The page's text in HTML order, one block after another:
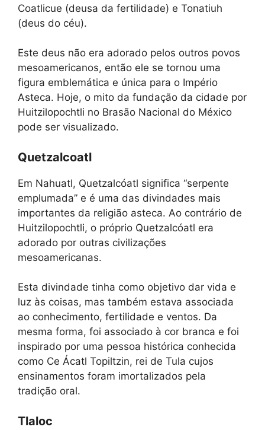
Coatlicue (deusa da fertilidade) e Tonatiuh
(deus do céu).
Este deus não era adorado pelos outros povos
mesoamericanos, então ele se tornou uma
figura emblemática e única para o Império
Asteca. Hoje, o mito da fundação da cidade por
Huitzilopochtli no Brasão Nacional do México
pode ser visualizado.
Quetzalcoatl
Em Nahuatl, Quetzalcóatl significa “serpente
emplumada” e é uma das divindades mais
importantes da religião asteca. Ao contrário de
Huitzilopochtli, o próprio Quetzalcóatl era
adorado por outras civilizações
mesoamericanas.
Esta divindade tinha como objetivo dar vida e
luz às coisas, mas também estava associada
ao conhecimento, fertilidade e ventos. Da
mesma forma, foi associado à cor branca e foi
inspirado por uma pessoa histórica conhecida
como Ce Ácatl Topiltzin, rei de Tula cujos
ensinamentos foram imortalizados pela
tradição oral.
Tlaloc